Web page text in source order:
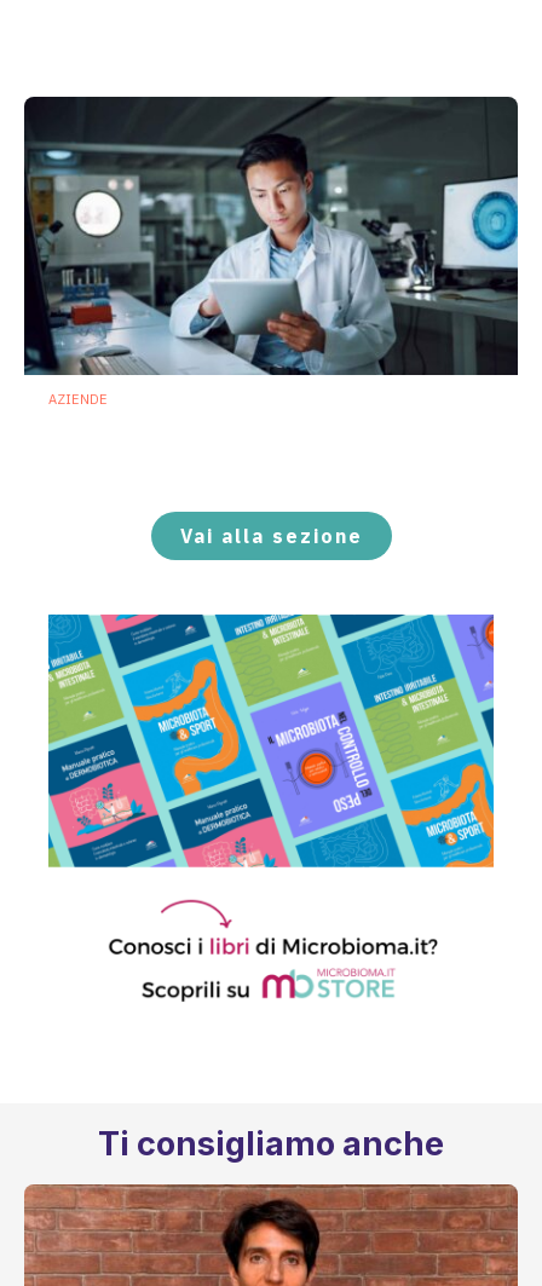
AZIENDE
Vai alla sezione
Ti consigliamo anche